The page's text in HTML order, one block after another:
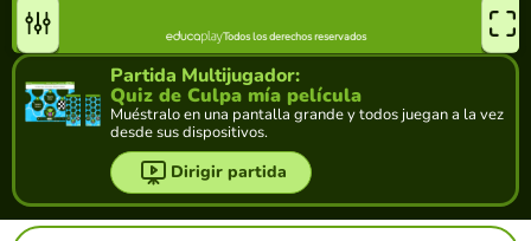
Partida Multijugador:
Quiz de Culpa mía película
Muéstralo en una pantalla grande y todos juegan a la vez
desde sus dispositivos.
Dirigir partida